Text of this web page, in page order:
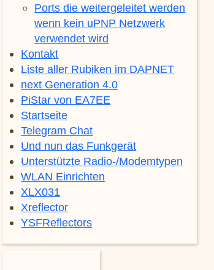
Ports die weitergeleitet werden
wenn kein uPNP Netzwerk
verwendet wird
Kontakt
Liste aller Rubiken im DAPNET
next Generation 4.0
PiStar von EA7EE
Startseite
Telegram Chat
Und nun das Funkgerät
Unterstützte Radio-/Modemtypen
WLAN Einrichten
XLX031
Xreflector
YSFReflectors